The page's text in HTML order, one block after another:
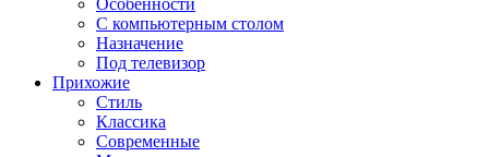
Особенности
С компьютерным столом
Назначение
Под телевизор
Прихожие
Стиль
Классика
Современные